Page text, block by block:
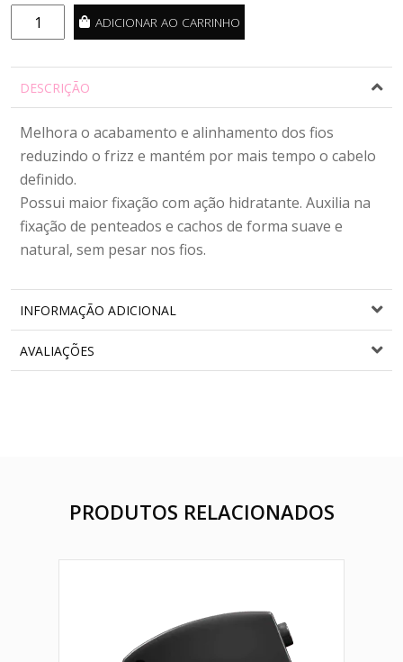
Leave
I
LOVE
CACHOS
CRESPOS
quantidade
ADICIONAR AO CARRINHO
DESCRIÇÃO
Melhora o acabamento e alinhamento dos fios
reduzindo o frizz e mantém por mais tempo o cabelo
definido.
Possui maior fixação com ação hidratante. Auxilia na
fixação de penteados e cachos de forma suave e
natural, sem pesar nos fios.
INFORMAÇÃO ADICIONAL
AVALIAÇÕES
PRODUTOS RELACIONADOS